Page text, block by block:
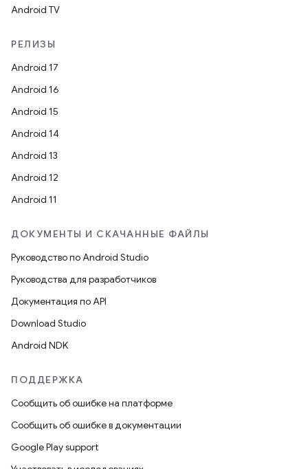
Android TV
РЕЛИЗЫ
Android 17
Android 16
Android 15
Android 14
Android 13
Android 12
Android 11
ДОКУМЕНТЫ И СКАЧАННЫЕ ФАЙЛЫ
Руководство по Android Studio
Руководства для разработчиков
Документация по API
Download Studio
Android NDK
ПОДДЕРЖКА
Сообщить об ошибке на платформе
Сообщить об ошибке в документации
Google Play support